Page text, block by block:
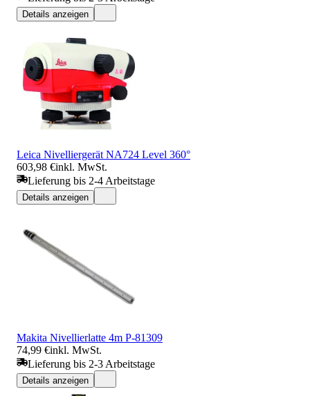
Details anzeigen
Leica Nivelliergerät NA724 Level 360°
603,98 €inkl. MwSt.
Lieferung bis 2-4 Arbeitstage
Details anzeigen
Makita Nivellierlatte 4m P-81309
74,99 €inkl. MwSt.
Lieferung bis 2-3 Arbeitstage
Details anzeigen